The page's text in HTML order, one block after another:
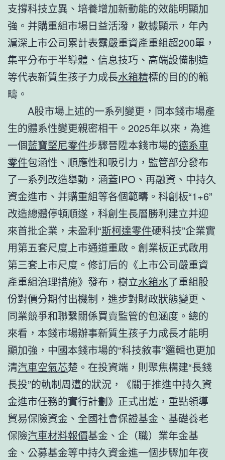
支撐科技立異、培養增加新動能的效能明顯加
強。并購重組市場日益活潑，數據顯示，年內
滬深上市公司累計表露嚴重資產重組超200單，
集平分布于半導體、信息技巧、高端設備制造
等代表新質生孩子力成長水箱精標的目的的範
疇。
A股市場上述的一系列變更，同本錢市場產
生的體系性變更親密相干。2025年以來，為進
一個藍寶堅尼零件步驟晉陞本錢市場的德系車
零件包涵性、順應性和吸引力，監管部分發布
了一系列改造舉動，涵蓋IPO、再融資、中持久
資金進市、并購重組等各個範疇。科創板“1+6”
改造總體停頓順遂，科創生長層勝利建立并迎
來首批企業，未盈利“斯柯達零件硬科技”企業實
用第五套尺度上市通道重啟。創業板正式啟用
第三套上市尺度。修訂后的《上市公司嚴重資
產重組治理措施》發布，樹立水箱水了重組股
份對價分期付出機制，進步對財政狀態變更、
同業競爭和聯繫關係買賣監管的包涵度。總的
來看，本錢市場辦事新質生孩子力成長才能明
顯加強，中國本錢市場的“科技敘事”邏輯也更加
清汽車空氣芯楚。在投資端，則聚焦構建“長錢
長投”的軌制周遭的狀況，《關于推進中持久資
金進市任務的實行計劃》正式出爐，重點領導
貿易保險資金、全國社會保證基金、基礎養老
保險汽車材料報價基金、企（職）業年金基
金、公募基金等中持久資金進一個步驟加年夜